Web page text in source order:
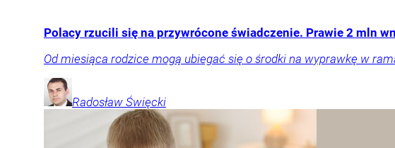
Polacy rzucili się na przywrócone świadczenie. Prawie 2 mln
Od miesiąca rodzice mogą ubiegać się o środki na wyprawkę w
Radosław Święcki